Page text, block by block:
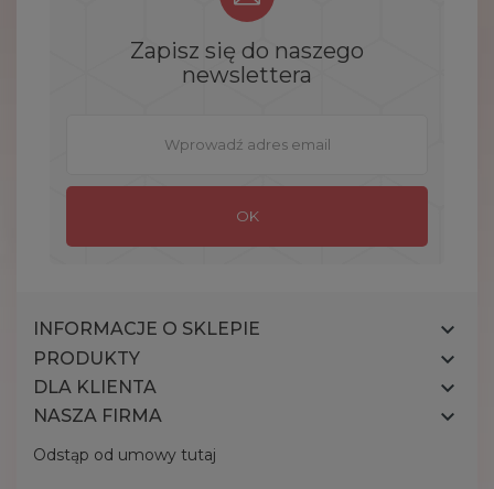
Zapisz się do naszego
newslettera
INFORMACJE O SKLEPIE 
PRODUKTY 
DLA KLIENTA 
NASZA FIRMA 
Odstąp od umowy tutaj